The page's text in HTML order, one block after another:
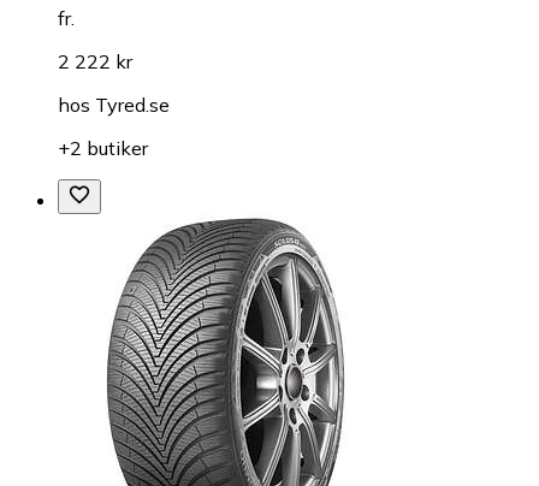
fr.
2 222 kr
hos Tyred.se
+2 butiker